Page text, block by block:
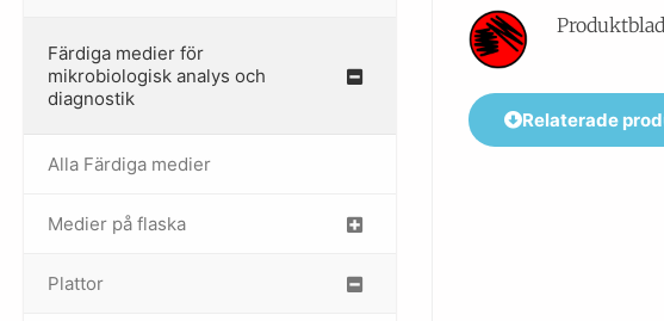
Färdiga medier för
mikrobiologisk analys och
diagnostik
Alla Färdiga medier
Medier på flaska
–
Plattor
–
Produktblad
Relaterade